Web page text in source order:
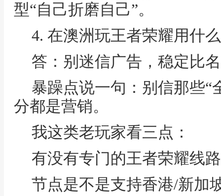
型“自己折磨自己”。
4. 在澳洲玩王者荣耀用什
答：别迷信广告，稳定比
暴躁点说一句：别信那些“
分都是营销。
我这类老玩家看三点：
有没有专门的王者荣耀线路
节点是不是支持香港/新加